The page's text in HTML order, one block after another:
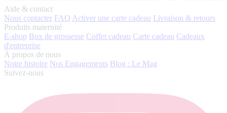
Aide & contact
Nous contacter FAQ Activer une carte cadeau Livraison & retours
Produits maternité
E-shop Box de grossesse Coffet cadeau Carte cadeau Cadeaux
d'entreprise
À propos de nous
Notre histoire Nos Engagements Blog : Le Mag
Suivez-nous